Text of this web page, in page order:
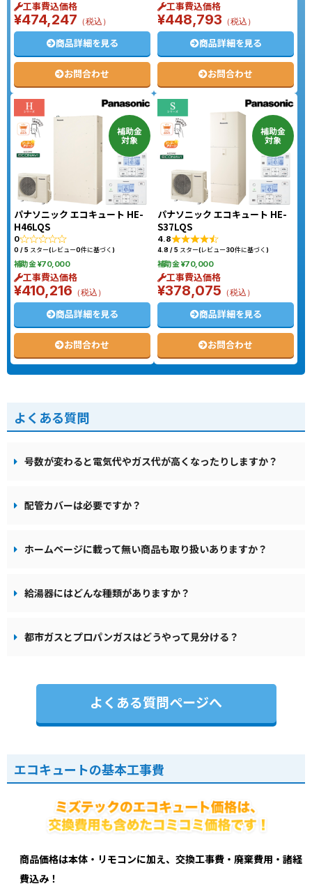
工事費込価格
¥474,247 （税込）
商品詳細を見る
お問合わせ
工事費込価格
¥448,793 （税込）
商品詳細を見る
お問合わせ
補助金
対象
パナソニック エコキュート HE-
H46LQS
0
0 / 5 スター(レビュー0件に基づく)
補助金 ¥70,000
工事費込価格
¥410,216 （税込）
商品詳細を見る
お問合わせ
補助金
対象
パナソニック エコキュート HE-
S37LQS
4.8
4.8 / 5 スター(レビュー30件に基づく)
補助金 ¥70,000
工事費込価格
¥378,075 （税込）
商品詳細を見る
お問合わせ
よくある質問
号数が変わると電気代やガス代が高くなったりしますか？
配管カバーは必要ですか？
ホームページに載って無い商品も取り扱いありますか？
給湯器にはどんな種類がありますか？
都市ガスとプロパンガスはどうやって見分ける？
よくある質問ページへ
エコキュートの基本工事費
商品価格は本体・リモコンに加え、交換工事費・廃棄費用・諸経
費込み！